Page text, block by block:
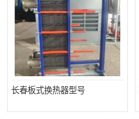
长春板式换热器型号